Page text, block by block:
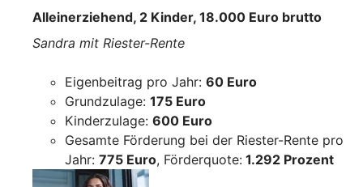
Alleinerziehend, 2 Kinder, 18.000 Euro brutto
Sandra mit Riester-Rente
Eigenbeitrag pro Jahr: 60 Euro
Grundzulage: 175 Euro
Kinderzulage: 600 Euro
Gesamte Förderung bei der Riester-Rente pro
Jahr: 775 Euro, Förderquote: 1.292 Prozent